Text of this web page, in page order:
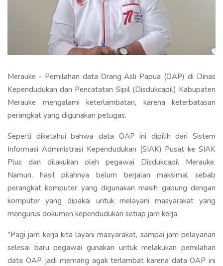
Merauke - Pemilahan data Orang Asli Papua (OAP) di Dinas
Kependudukan dan Pencatatan Sipil (Disdukcapil) Kabupaten
Merauke mengalami keterlambatan, karena keterbatasan
perangkat yang digunakan petugas.
Seperti diketahui bahwa data OAP ini dipilih dari Sistem
Informasi Administrasi Kependudukan (SIAK) Pusat ke SIAK
Plus dan dilakukan oleh pegawai Disdukcapil Merauke.
Namun, hasil pilahnya belum berjalan maksimal sebab
perangkat komputer yang digunakan masih gabung dengan
komputer yang dipakai untuk melayani masyarakat yang
mengurus dokumen kependudukan setiap jam kerja.
"Pagi jam kerja kita layani masyarakat, sampai jam pelayanan
selesai baru pegawai gunakan untuk melakukan pemilahan
data OAP, jadi memang agak terlambat karena data OAP ini